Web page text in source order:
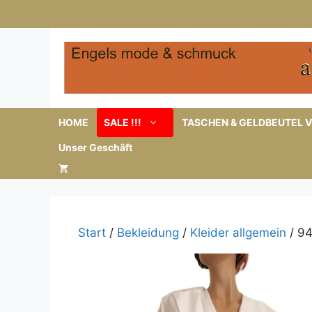
Inhalt
HOME SALE !!! TASCHEN & GELDBEUTEL
Unser Geschäft
Start / Bekleidung / Kleider allgemein /